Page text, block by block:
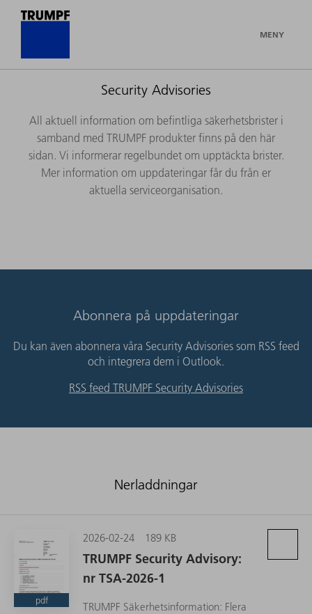
MENY
Security Advisories
All aktuell information om befintliga säkerhetsbrister i
samband med TRUMPF produkter finns på den här
sidan. Vi informerar regelbundet om upptäckta brister.
Mer information om uppdateringar får du från er
aktuella serviceorganisation.
Abonnera på uppdateringar
Du kan även abonnera våra Security Advisories som RSS feed
och integrera dem i Outlook.
RSS feed TRUMPF Security Advisories
Nerladdningar
pdf
2026-02-24 189 KB
TRUMPF Security Advisory:
nr TSA-2026-1
TRUMPF Säkerhetsinformation: Flera